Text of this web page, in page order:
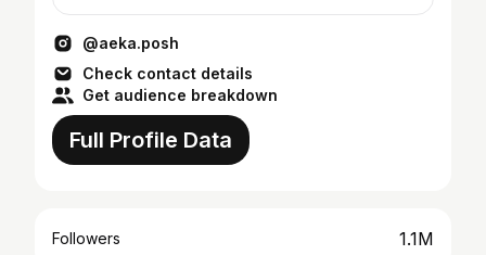
@aeka.posh
Check contact details
Get audience breakdown
Full Profile Data
Followers 1.1M